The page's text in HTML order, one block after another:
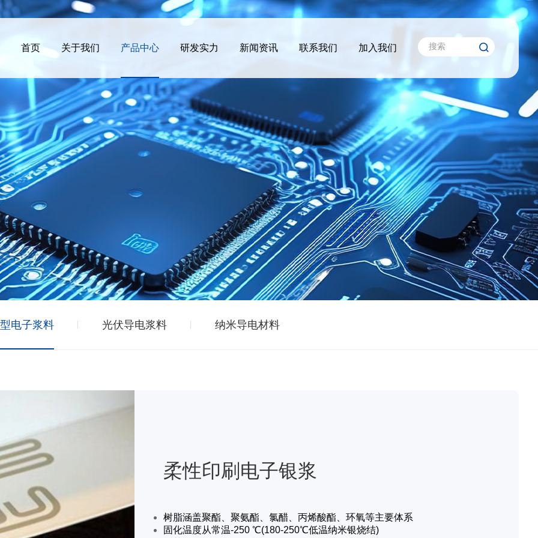
首页 关于我们 产品中心 研发实力 新闻资讯 联系我们 加入我们
电子浆料 光伏导电浆料 纳米导电材料
柔性印刷电子银浆
树脂涵盖聚酯、聚氨酯、氯醋、丙烯酸酯、环氧等主要体系
固化温度从常温-250 ℃(180-250℃低温纳米银烧结)